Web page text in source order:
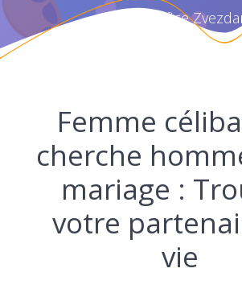
Vrtić Žirafice
Femme
cherche
mariage :
votre
vie